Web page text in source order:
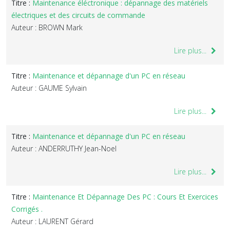
Titre : Maintenance éléctronique : dépannage des matériels
électriques et des circuits de commande
Auteur : BROWN Mark
Lire plus...
Titre : Maintenance et dépannage d'un PC en réseau
Auteur : GAUME Sylvain
Lire plus...
Titre : Maintenance et dépannage d'un PC en réseau
Auteur : ANDERRUTHY Jean-Noel
Lire plus...
Titre : Maintenance Et Dépannage Des PC : Cours Et Exercices
Corrigés .
Auteur : LAURENT Gérard